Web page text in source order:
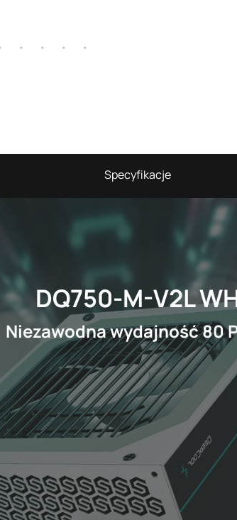
Specyfikacje
DQ750-M-V2L
Niezawodna wydajność 80